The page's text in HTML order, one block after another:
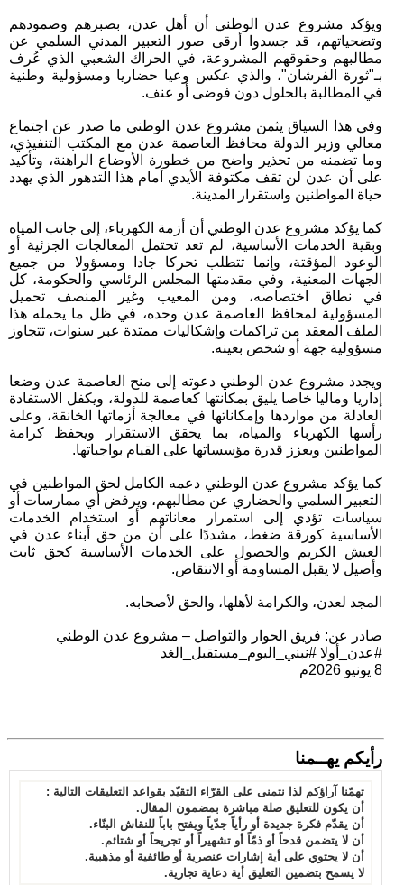
ويؤكد مشروع عدن الوطني أن أهل عدن، بصبرهم وصمودهم
وتضحياتهم، قد جسدوا أرقى صور التعبير المدني السلمي عن
مطالبهم وحقوقهم المشروعة، في الحراك الشعبي الذي عُرف
بـ"ثورة الفرشان"، والذي عكس وعيا حضاريا ومسؤولية وطنية
في المطالبة بالحلول دون فوضى أو عنف.
وفي هذا السياق يثمن مشروع عدن الوطني ما صدر عن اجتماع
معالي وزير الدولة محافظ العاصمة عدن مع المكتب التنفيذي،
وما تضمنه من تحذير واضح من خطورة الأوضاع الراهنة، وتأكيد
على أن عدن لن تقف مكتوفة الأيدي أمام هذا التدهور الذي يهدد
حياة المواطنين واستقرار المدينة.
كما يؤكد مشروع عدن الوطني أن أزمة الكهرباء، إلى جانب المياه
وبقية الخدمات الأساسية، لم تعد تحتمل المعالجات الجزئية أو
الوعود المؤقتة، وإنما تتطلب تحركا جادا ومسؤولا من جميع
الجهات المعنية، وفي مقدمتها المجلس الرئاسي والحكومة، كل
في نطاق اختصاصه، ومن المعيب وغير المنصف تحميل
المسؤولية لمحافظ العاصمة عدن وحده، في ظل ما يحمله هذا
الملف المعقد من تراكمات وإشكاليات ممتدة عبر سنوات، تتجاوز
مسؤولية جهة أو شخص بعينه.
ويجدد مشروع عدن الوطني دعوته إلى منح العاصمة عدن وضعا
إداريا وماليا خاصا يليق بمكانتها كعاصمة للدولة، ويكفل الاستفادة
العادلة من مواردها وإمكاناتها في معالجة أزماتها الخانقة، وعلى
رأسها الكهرباء والمياه، بما يحقق الاستقرار ويحفظ كرامة
المواطنين ويعزز قدرة مؤسساتها على القيام بواجباتها.
كما يؤكد مشروع عدن الوطني دعمه الكامل لحق المواطنين في
التعبير السلمي والحضاري عن مطالبهم، ويرفض أي ممارسات أو
سياسات تؤدي إلى استمرار معاناتهم أو استخدام الخدمات
الأساسية كورقة ضغط، مشددًا على أن من حق أبناء عدن في
العيش الكريم والحصول على الخدمات الأساسية كحق ثابت
وأصيل لا يقبل المساومة أو الانتقاص.
المجد لعدن، والكرامة لأهلها، والحق لأصحابه.
صادر عن: فريق الحوار والتواصل – مشروع عدن الوطني
#عدن_أولا #نبني_اليوم_مستقبل_الغد
8 يونيو 2026م
رأيكم يهــمنا
تهمّنا آراؤكم لذا نتمنى على القرّاء التقيّد بقواعد التعليقات التالية :
أن يكون للتعليق صلة مباشرة بمضمون المقال.
أن يقدّم فكرة جديدة أو رأياً جدّياً ويفتح باباً للنقاش البنّاء.
أن لا يتضمن قدحاً أو ذمّاً أو تشهيراً أو تجريحاً أو شتائم.
أن لا يحتوي على أية إشارات عنصرية أو طائفية أو مذهبية.
لا يسمح بتضمين التعليق أية دعاية تجارية.